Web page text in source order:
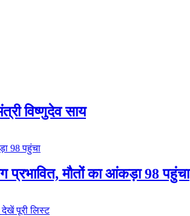
विष्णुदेव साय
प्रभावित, मौतों का आंकड़ा 98 पहुंचा